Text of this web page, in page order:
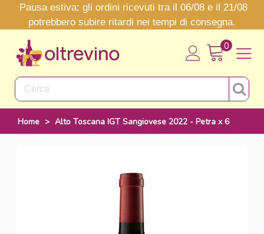
Pausa estiva: gli ordini ricevuti tra il 06/08 e il 21/08
potrebbero subire ritardi nei tempi di consegna.
0
Home > Alto Toscana IGT Sangiovese 2022 - Petra x 6